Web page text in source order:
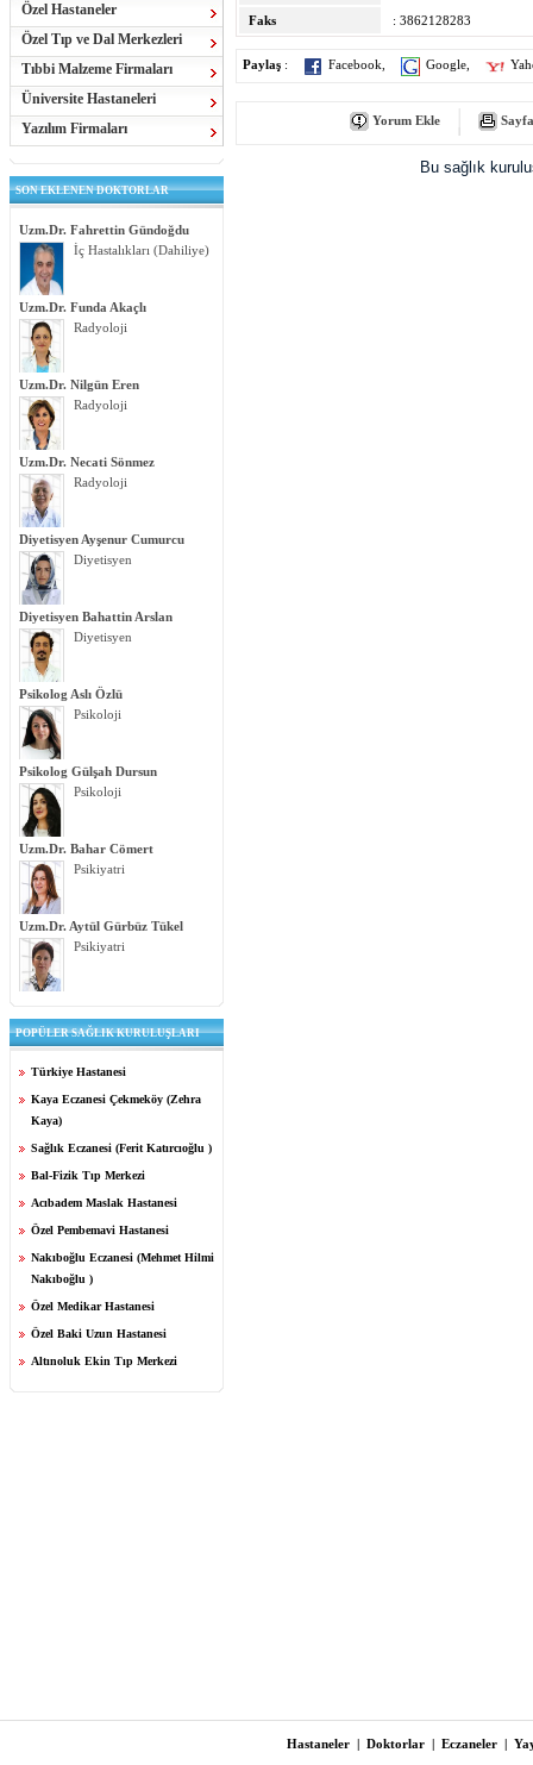
Özel Hastaneler
Özel Tıp ve Dal Merkezleri
Tıbbi Malzeme Firmaları
Üniversite Hastaneleri
Yazılım Firmaları
SON EKLENEN DOKTORLAR
Uzm.Dr. Fahrettin Gündoğdu
İç Hastalıkları (Dahiliye)
Uzm.Dr. Funda Akaçlı
Radyoloji
Uzm.Dr. Nilgün Eren
Radyoloji
Uzm.Dr. Necati Sönmez
Radyoloji
Diyetisyen Ayşenur Cumurcu
Diyetisyen
Diyetisyen Bahattin Arslan
Diyetisyen
Psikolog Aslı Özlü
Psikoloji
Psikolog Gülşah Dursun
Psikoloji
Uzm.Dr. Bahar Cömert
Psikiyatri
Uzm.Dr. Aytül Gürbüz Tükel
Psikiyatri
POPÜLER SAĞLIK KURULUŞLARI
Türkiye Hastanesi
Kaya Eczanesi Çekmeköy (Zehra
Kaya)
Sağlık Eczanesi (Ferit Katırcıoğlu )
Bal-Fizik Tıp Merkezi
Acıbadem Maslak Hastanesi
Özel Pembemavi Hastanesi
Nakıboğlu Eczanesi (Mehmet Hilmi
Nakıboğlu )
Özel Medikar Hastanesi
Özel Baki Uzun Hastanesi
Altınoluk Ekin Tıp Merkezi
Faks
: 3862128283
Paylaş : Facebook Google
Yorum Ekle
Bu sağlık
Hastaneler | Doktorlar | Eczaneler |